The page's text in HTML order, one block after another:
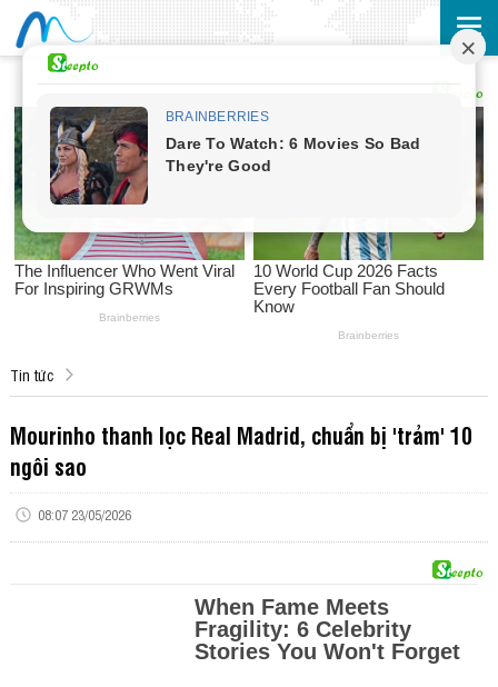
Tin tức
Mourinho thanh lọc Real Madrid, chuẩn bị 'trảm' 10
ngôi sao
08:07 23/05/2026